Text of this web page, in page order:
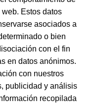
14
(Madrid)
Estos datos
asociados a
o bien
con el fin
en datos anónimos.
con nuestros
publicidad y análisis
recopilada